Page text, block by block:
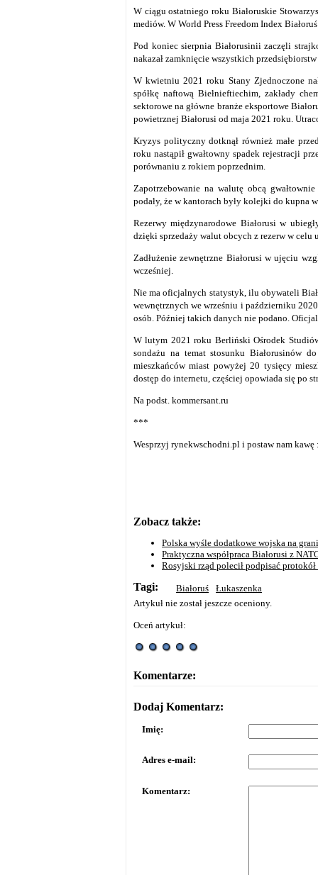
W ciągu ostatniego roku Białoruskie
mediów. W World Press Freedom Index
Pod koniec sierpnia Białorusinii zaczęli
nakazał zamknięcie wszystkich
W kwietniu 2021 roku Stany Zjednoczone
spółkę naftową Biełnieftiechim, zakłady
sektorowe na główne branże eksportowe
powietrznej Białorusi od maja 2021 roku.
Kryzys polityczny dotknął również małe
roku nastąpił gwałtowny spadek rejestracji
porównaniu z rokiem poprzednim.
Zapotrzebowanie na walutę obcą
podały, że w kantorach były kolejki do kupna
Rezerwy międzynarodowe Białorusi w
dzięki sprzedaży walut obcych z rezerw w celu
Zadłużenie zewnętrzne Białorusi w ujęciu
wcześniej.
Nie ma oficjalnych statystyk, ilu obywateli
wewnętrznych we wrześniu i październiku
osób. Później takich danych nie podano.
W lutym 2021 roku Berliński Ośrodek
sondażu na temat stosunku Białorusinów
mieszkańców miast powyżej 20 tysięcy
dostęp do internetu, częściej opowiada się po
Na podst. kommersant.ru
***
Wesprzyj rynekwschodni.pl i postaw nam kawę
Zobacz także:
Polska wyśle ​​dodatkowe wojska na
Praktyczna współpraca Białorusi z
Rosyjski rząd polecił podpisać protokół
Tagi: Białoruś
Łukaszenka
Artykuł nie został jeszcze oceniony.
Oceń artykuł:
Komentarze:
Dodaj Komentarz:
Imię:
Adres e-mail:
Komentarz: